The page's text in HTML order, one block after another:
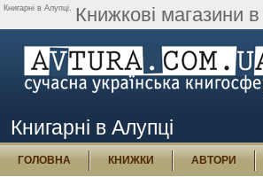
Книгарні в Алупці. Книжкові магазини
Книгарні в Алупці
ГОЛОВНА КНИЖКИ АВТОРИ